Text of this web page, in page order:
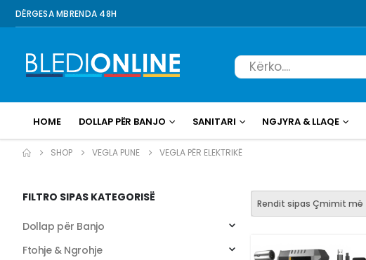
DËRGESA MBRENDA 48H
HOME DOLLAP PËR BANJO SANITARI NGJYRA & LLAQE
SHOP VEGLA PUNE VEGLA PËR ELEKTRIKË
FILTRO SIPAS KATEGORISË
Dollap për Banjo
Ftohje & Ngrohje